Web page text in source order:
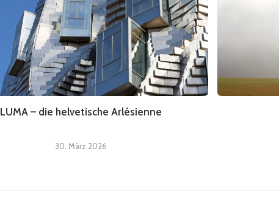
LUMA – die helvetische Arlésienne
30. März 2026